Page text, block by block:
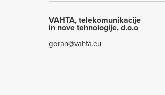
VAHTA, telekomunikacije
in nove tehnologije, d.o.o
goran@vahta.eu